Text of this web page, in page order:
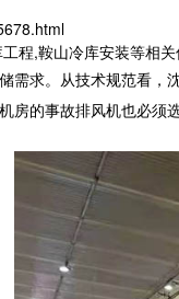
程,鞍山冷库安装等相
需求。从技术规范看，
的事故排风机也必须